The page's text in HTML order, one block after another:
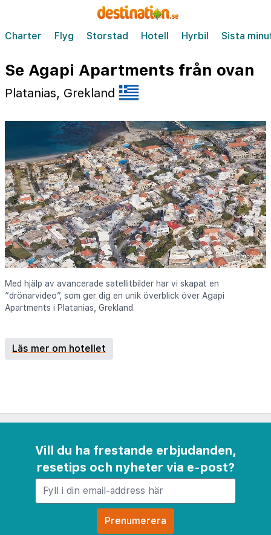
Charter Flyg Storstad Hotell Hyrbil Sista
Se Agapi Apartments från ovan
Platanias, Grekland
Med hjälp av avancerade satellitbilder har vi skapat en
“drönarvideo”, som ger dig en unik överblick över Agapi
Apartments i Platanias, Grekland.
Läs mer om hotellet
Vill du ha frestande erbjudanden,
resetips och nyheter via e-post?